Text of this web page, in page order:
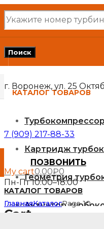
Поиск
товаров
Поиск
КАТАЛОГ ТОВАРОВ
Картридж
Геометрия
Актуатор
г. Воронеж, ул. 25
7 (909) 217-88-33
Пн-Пт 10:00–18:00
Login
My cart0.00₽0
Cart
ПОЗВОНИТЬ
КАТАЛОГ ТОВАРОВ
ГлавнаяКаталогPage 10